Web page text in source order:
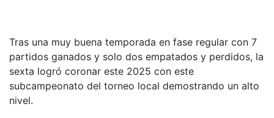
Tras una muy buena temporada en fase regular con 7
partidos ganados y solo dos empatados y perdidos, la
sexta logró coronar este 2025 con este
subcampeonato del torneo local demostrando un alto
nivel.